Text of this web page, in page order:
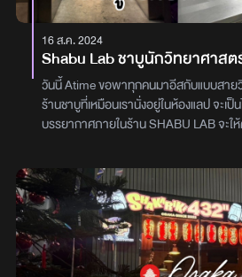
16 ส.ค. 2024
Shabu Lab ชาบูนักวิทยาศาสต
วันนี้ Atime ขอพาทุกคนมาอีสกับแบบสา
ร้านชาบูที่เหมือนเรานั่งอยู่ในห้องแลป จะเป็
บรรยากาศภายในร้าน SHABU LAB จะใ
เด่นเลยคือน้ำจิ้ม คือเราต้องปรุงเอง ทดล
จะมีเบสซอสให้เลือกหลากหลาย นอกจาก
สามารถแจ้งพี่พนักงานใส่ชุดแลปได้นะ ไ
ชุปของทางร้าน SHABU LAB กันบ้าง ที่ร้า
เบคอน คือติ๊กที่ใบแล้วยื่นให้พนักงงานได้เ
เยอะมากทั้ง ต้มยำ หมาล่า แจ่ว น้ำดำ แล